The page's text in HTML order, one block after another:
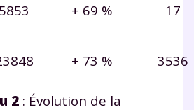
5853 + 69 %
17
+ 73 % 3536
2 : Évolution de la